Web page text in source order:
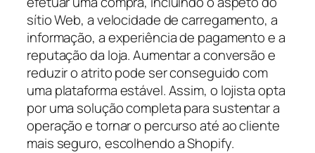
sítio Web, a velocidade de carregamento, a
informação, a experiência de pagamento e a
reputação da loja. Aumentar a conversão e
reduzir o atrito pode ser conseguido com
uma plataforma estável. Assim, o lojista opta
por uma solução completa para sustentar a
operação e tornar o percurso até ao cliente
mais seguro, escolhendo a Shopify.